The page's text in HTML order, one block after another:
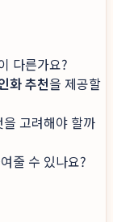
다른가요?
화 추천을 제공할
고려해야 할까
줄 수 있나요?